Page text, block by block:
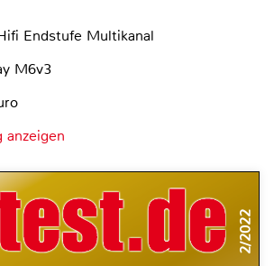
Endstufe Multikanal
M6v3
anzeigen
2/2022